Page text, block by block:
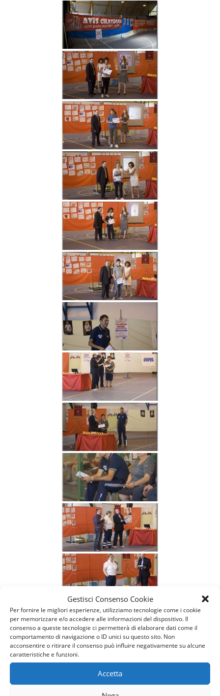
Gestisci Consenso Cookie
Per fornire le migliori esperienze, utilizziamo tecnologie come i cookie
per memorizzare e/o accedere alle informazioni del dispositivo. Il
consenso a queste tecnologie ci permetterà di elaborare dati come il
comportamento di navigazione o ID unici su questo sito. Non
acconsentire o ritirare il consenso può influire negativamente su alcune
caratteristiche e funzioni.
Accetta